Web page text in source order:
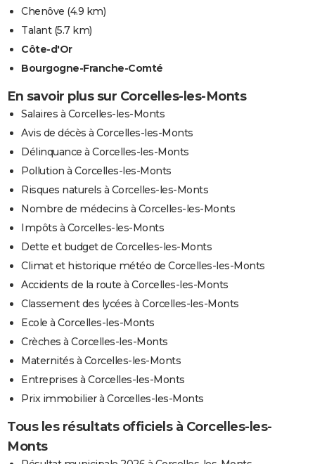
Chenôve (4.9 km)
Talant(5.7 km)
Côte-d'Or
Bourgogne-Franche-Comté
En savoir plus sur Corcelles-les-Monts
Salaires à Corcelles-les-Monts
Avis de décès à Corcelles-les-Monts
Délinquance à Corcelles-les-Monts
Pollution à Corcelles-les-Monts
Risques naturels à Corcelles-les-Monts
Nombre de médecins à Corcelles-les-Monts
Impôts à Corcelles-les-Monts
Dette et budget de Corcelles-les-Monts
Climat et historique météo de Corcelles-les-Monts
Accidents de la route à Corcelles-les-Monts
Classement des lycées à Corcelles-les-Monts
Ecole à Corcelles-les-Monts
Crèches à Corcelles-les-Monts
Maternités à Corcelles-les-Monts
Entreprises à Corcelles-les-Monts
Prix immobilier à Corcelles-les-Monts
Tous les résultats officiels à Corcelles-les-
Monts